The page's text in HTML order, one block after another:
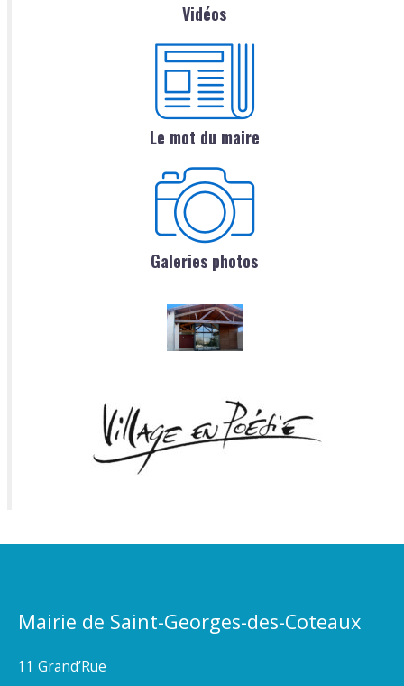
Vidéos
Le mot du maire
Galeries photos
Mairie de Saint-Georges-des-Coteaux
11 Grand’Rue